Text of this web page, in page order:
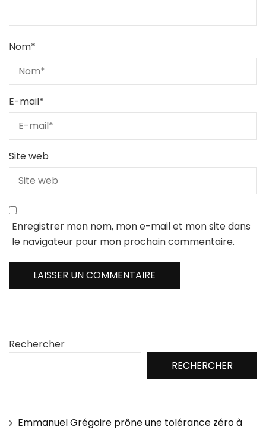
Nom*
E-mail*
Site web
Enregistrer mon nom, mon e-mail et mon site dans
le navigateur pour mon prochain commentaire.
Rechercher
RECHERCHER
Emmanuel Grégoire prône une tolérance zéro à